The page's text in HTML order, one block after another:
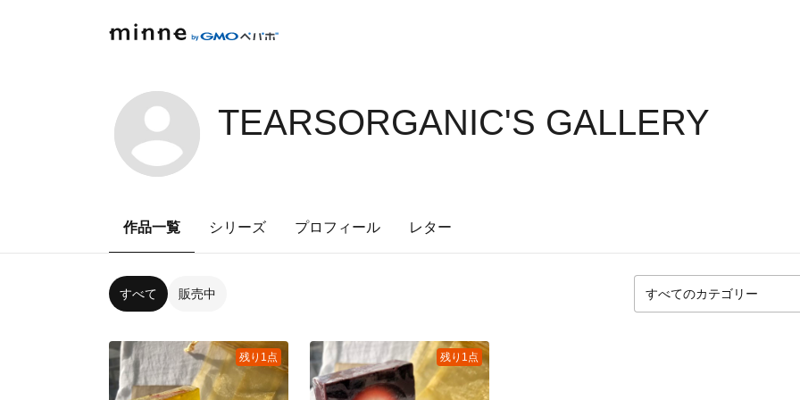
TEARSORGANIC'S GALLERY
作品一覧 シリーズ プロフィール レター
すべて 販売中
残り1点 残り1点